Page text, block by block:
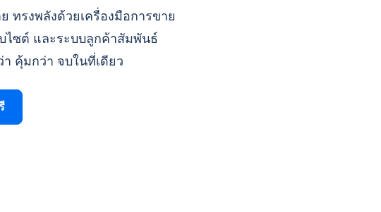
ทรงพลังด้วยเครื่องมือการขาย
ไซต์ และระบบลูกค้าสัมพันธ์
คุ้มกว่า จบในที่เดียว